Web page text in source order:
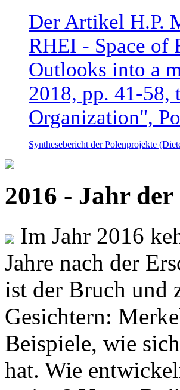
Der Artikel H.P.
RHEI - Space of
Outlooks into a
2018, pp. 41-58,
Organization",
Synthesebericht der Polenprojekte
2016 - Jahr
Im Jahr 2016
Jahre nach der
ist der Bruch und
Gesichtern:
Beispiele, wie
hat. Wie